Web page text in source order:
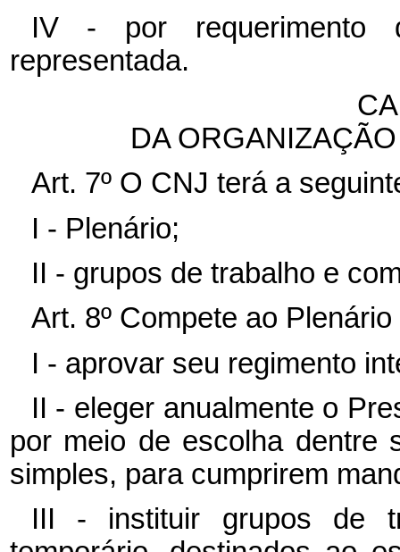
IV - por requerimento
representada.
DA
Art. 7º O CNJ terá a
I - Plenário;
II - grupos de trabalho e
Art. 8º Compete ao
I - aprovar seu regimento
II - eleger anualmente o
por meio de escolha dentre
simples, para cumprirem
III - instituir grupos de